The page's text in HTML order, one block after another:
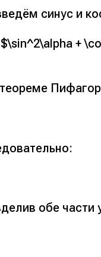
синус и
$\sin^2\alpha +
обе части